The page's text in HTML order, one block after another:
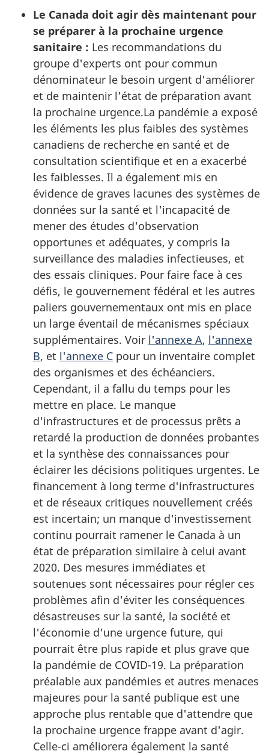
Le Canada doit agir dès maintenant pour
se préparer à la prochaine urgence
sanitaire : Les recommandations du
groupe d'experts ont pour commun
dénominateur le besoin urgent d'améliorer
et de maintenir l'état de préparation avant
la prochaine urgence.La pandémie a exposé
les éléments les plus faibles des systèmes
canadiens de recherche en santé et de
consultation scientifique et en a exacerbé
les faiblesses. Il a également mis en
évidence de graves lacunes des systèmes de
données sur la santé et l'incapacité de
mener des études d'observation
opportunes et adéquates, y compris la
surveillance des maladies infectieuses, et
des essais cliniques. Pour faire face à ces
défis, le gouvernement fédéral et les autres
paliers gouvernementaux ont mis en place
un large éventail de mécanismes spéciaux
supplémentaires. Voir l'annexe A, l'annexe
B, et l'annexe C pour un inventaire complet
des organismes et des échéanciers.
Cependant, il a fallu du temps pour les
mettre en place. Le manque
d'infrastructures et de processus prêts a
retardé la production de données probantes
et la synthèse des connaissances pour
éclairer les décisions politiques urgentes. Le
financement à long terme d'infrastructures
et de réseaux critiques nouvellement créés
est incertain; un manque d'investissement
continu pourrait ramener le Canada à un
état de préparation similaire à celui avant
2020. Des mesures immédiates et
soutenues sont nécessaires pour régler ces
problèmes afin d'éviter les conséquences
désastreuses sur la santé, la société et
l'économie d'une urgence future, qui
pourrait être plus rapide et plus grave que
la pandémie de COVID-19. La préparation
préalable aux pandémies et autres menaces
majeures pour la santé publique est une
approche plus rentable que d'attendre que
la prochaine urgence frappe avant d'agir.
Celle-ci améliorera également la santé